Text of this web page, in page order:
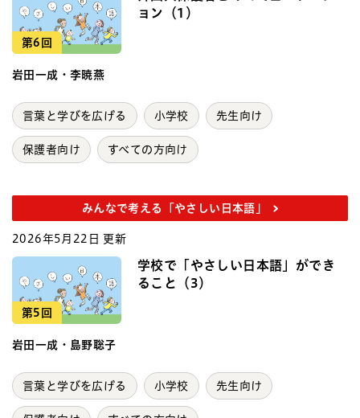
第6回
ョン（1）
岩田一成・李暁燕
言葉と学びを広げる 小学校 先生向け
保護者向け すべての方向け
みんなで考える「やさしい日本語」
2026年5月22日 更新
第5回
学校で「やさしい日本語」ができ
ること（3）
岩田一成・島野聡子
言葉と学びを広げる 小学校 先生向け